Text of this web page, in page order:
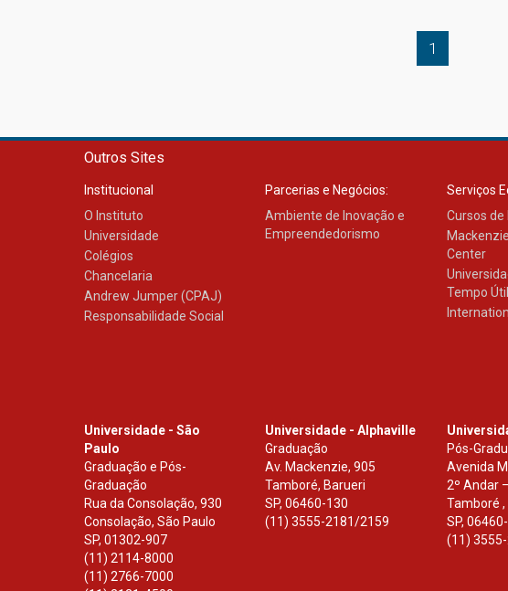
1
Outros Sites
Institucional
O Instituto
Universidade
Colégios
Chancelaria
Andrew Jumper (CPAJ)
Responsabilidade Social
Parcerias e Negócios:
Ambiente de Inovação e
Empreendedorismo
Serviços
Cursos de
Center
Tempo Útil
Universidade - São
Paulo
Graduação e Pós-
Graduação
Rua da Consolação, 930
Consolação, São Paulo
SP, 01302-907
(11) 2114-8000
(11) 2766-7000
Universidade - Alphaville
Graduação
Av. Mackenzie, 905
Tamboré, Barueri
SP,06460-130
(11) 3555-2181/2159
Pós-
Avenida
2º Andar
Tamboré ,
SP,
(11)